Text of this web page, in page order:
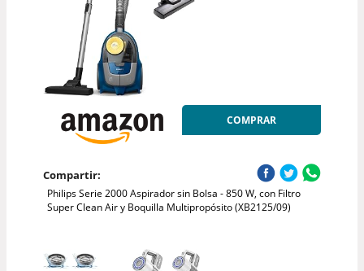
COMPRAR
Compartir:
Philips Serie 2000 Aspirador sin Bolsa - 850 W, con Filtro
Super Clean Air y Boquilla Multipropósito (XB2125/09)